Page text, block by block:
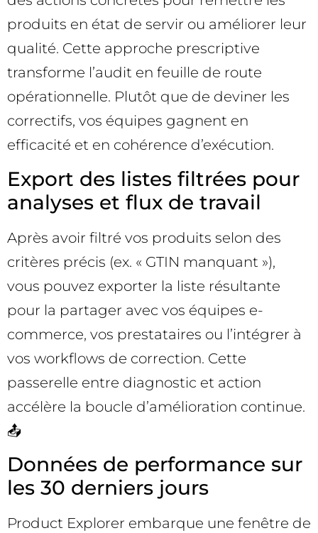
produits en état de servir ou améliorer leur
qualité. Cette approche prescriptive
transforme l’audit en feuille de route
opérationnelle. Plutôt que de deviner les
correctifs, vos équipes gagnent en
efficacité et en cohérence d’exécution.
Export des listes filtrées pour
analyses et flux de travail
Après avoir filtré vos produits selon des
critères précis (ex. « GTIN manquant »),
vous pouvez exporter la liste résultante
pour la partager avec vos équipes e-
commerce, vos prestataires ou l’intégrer à
vos workflows de correction. Cette
passerelle entre diagnostic et action
accélère la boucle d’amélioration continue.
📤
Données de performance sur
les 30 derniers jours
Product Explorer embarque une fenêtre de